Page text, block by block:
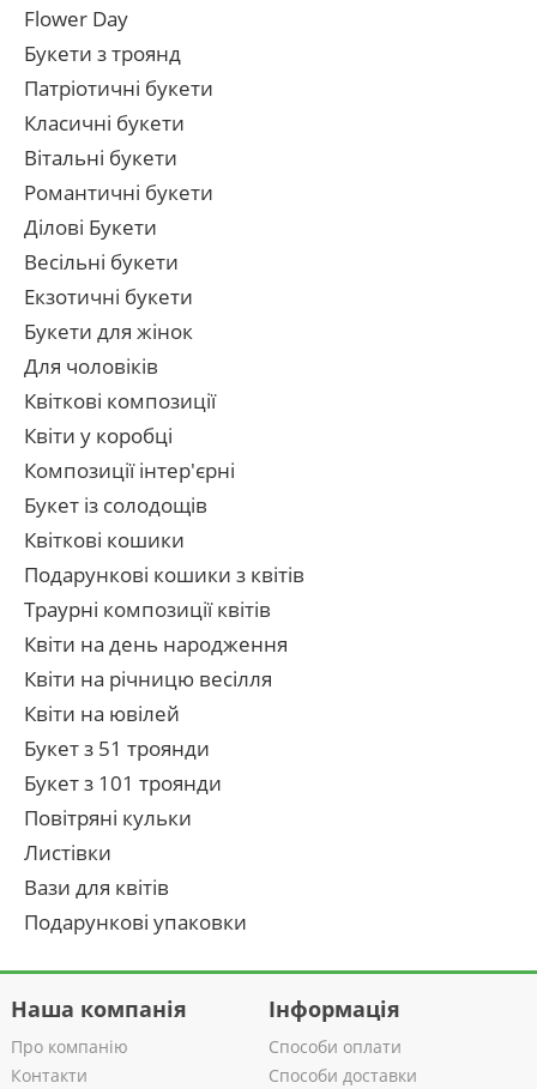
Flower Day
Букети з троянд
Патріотичні букети
Класичні букети
Вітальні букети
Романтичні букети
Ділові Букети
Весільні букети
Екзотичні букети
Букети для жінок
Для чоловіків
Квіткові композиції
Квіти у коробці
Композиції інтер'єрні
Букет із солодощів
Квіткові кошики
Подарункові кошики з квітів
Траурні композиції квітів
Квіти на день народження
Квіти на річницю весілля
Квіти на ювілей
Букет з 51 троянди
Букет з 101 троянди
Повітряні кульки
Листівки
Вази для квітів
Подарункові упаковки
Наша компанія
Про компанію
Контакти
Інформація
Способи оплати
Способи доставки